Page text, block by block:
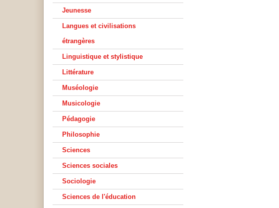
Jeunesse
Langues et civilisations
étrangères
Linguistique et stylistique
Littérature
Muséologie
Musicologie
Pédagogie
Philosophie
Sciences
Sciences sociales
Sociologie
Sciences de l'éducation